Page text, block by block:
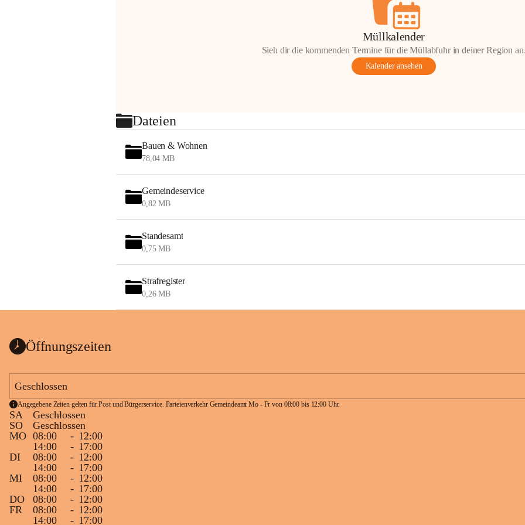
Müllkalender
Sieh dir die kommenden Termine für die Müllabfuhr in deiner Region
Kalender ansehen
Dateien
Bauen & Wohnen
78,04 MB
Gemeindeservice
0,82 MB
Standesamt
0,75 MB
Strafregister
0,26 MB
Öffnungszeiten
Geschlossen
Angegebene Zeiten gelten für Post und Bürgerservice. Parteienverkehr Gemeindeamt Mo - Fr von 08:00 bis 12:00 Uhr.
SA
Geschlossen
SO
Geschlossen
MO 08:00 - 12:00
14:00
- 17:00
DI
08:00 - 12:00
14:00
- 17:00
MI
08:00 - 12:00
14:00
- 17:00
DO
08:00 - 12:00
FR
08:00 - 12:00
14:00
- 17:00